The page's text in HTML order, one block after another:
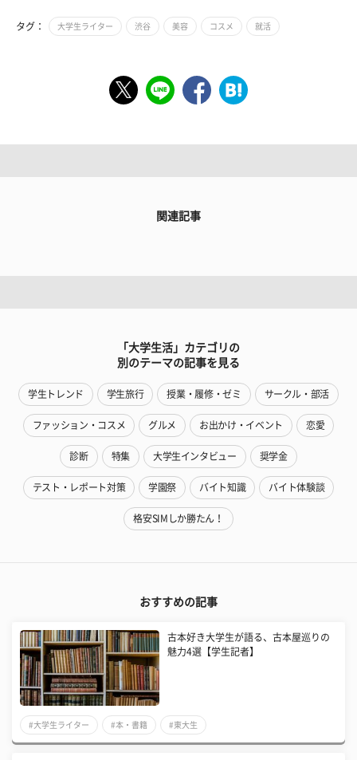
タグ： 大学生ライター 渋谷 美容 コスメ 就活
関連記事
「大学生活」カテゴリの
別のテーマの記事を見る
学生トレンド 学生旅行 授業・履修・ゼミ サークル・部活
ファッション・コスメ グルメ お出かけ・イベント 恋愛
診断 特集 大学生インタビュー 奨学金
テスト・レポート対策 学園祭 バイト知識 バイト体験談
格安SIMしか勝たん！
おすすめの記事
古本好き大学生が語る、古本屋巡りの
魅力4選【学生記者】
#大学生ライター #本・書籍 #東大生